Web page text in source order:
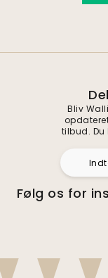
Bliv
tilbud.
Følg os for